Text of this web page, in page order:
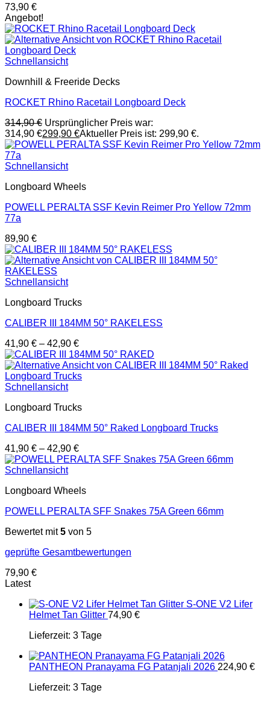
73,90 €
Angebot!
Schnellansicht
Downhill & Freeride Decks
ROCKET Rhino Racetail Longboard Deck
314,90€ Ursprünglicher Preis war:
314,90 €299,90 €Aktueller Preis ist: 299,90 €.
Schnellansicht
Longboard Wheels
POWELL PERALTA SSF Kevin Reimer Pro Yellow 72mm
77a
89,90 €
Schnellansicht
Longboard Trucks
CALIBER III 184MM 50° RAKELESS
41,90 € – 42,90 €
Schnellansicht
Longboard Trucks
CALIBER III 184MM 50° Raked Longboard Trucks
41,90 € – 42,90 €
Schnellansicht
Longboard Wheels
POWELL PERALTA SFF Snakes 75A Green 66mm
Bewertet mit5 von 5
geprüfte Gesamtbewertungen
79,90 €
Latest
S-ONE V2 Lifer
Helmet Tan Glitter 74,90 €
Lieferzeit: 3 Tage
PANTHEON Pranayama FG Patanjali 2026 224,90 €
Lieferzeit: 3 Tage